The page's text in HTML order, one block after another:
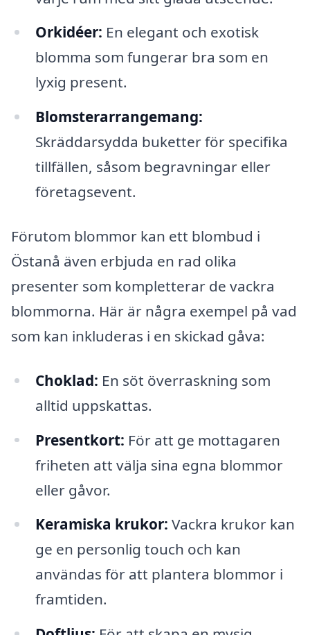
Orkidéer: En elegant och exotisk
blomma som fungerar bra som en
lyxig present.
Blomsterarrangemang:
Skräddarsydda buketter för specifika
tillfällen, såsom begravningar eller
företagsevent.
Förutom blommor kan ett blombud i
Östanå även erbjuda en rad olika
presenter som kompletterar de vackra
blommorna. Här är några exempel på vad
som kan inkluderas i en skickad gåva:
Choklad: En söt överraskning som
alltid uppskattas.
Presentkort: För att ge mottagaren
friheten att välja sina egna blommor
eller gåvor.
Keramiska krukor: Vackra krukor kan
ge en personlig touch och kan
användas för att plantera blommor i
framtiden.